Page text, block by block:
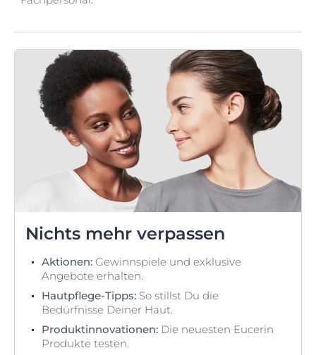
Nichts mehr verpassen
Aktionen: Gewinnspiele und exklusive
Angebote erhalten.
Hautpflege-Tipps: So stillst Du die
Bedürfnisse Deiner Haut.
Produktinnovationen: Die neuesten Eucerin
Produkte testen.